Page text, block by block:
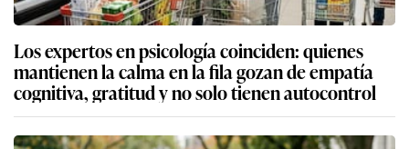
Los expertos en psicología coinciden: quienes
mantienen la calma en la fila gozan de empatía
cognitiva, gratitud y no solo tienen autocontrol